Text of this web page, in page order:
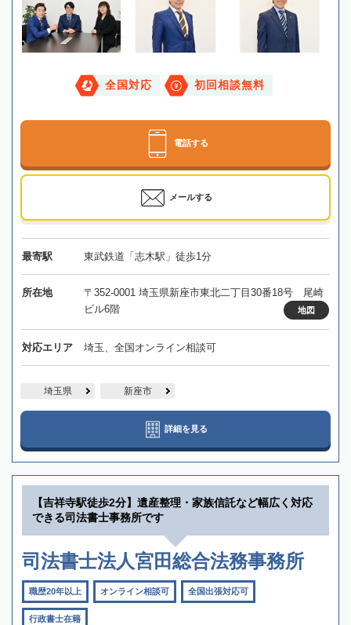
全国対応 初回相談無料
電話する
メールする
最寄駅 東武鉄道「志木駅」徒歩1分
所在地
〒352-0001 埼玉県新座市東北二丁目30番18号 尾崎
ビル6階
地図
対応エリア 埼玉、全国オンライン相談可
埼玉県 新座市
詳細を見る
【吉祥寺駅徒歩2分】遺産整理・家族信託など幅広く対応
できる司法書士事務所です
司法書士法人宮田総合法務事務所
職歴20年以上 オンライン相談可 全国出張対応可
行政書士在籍